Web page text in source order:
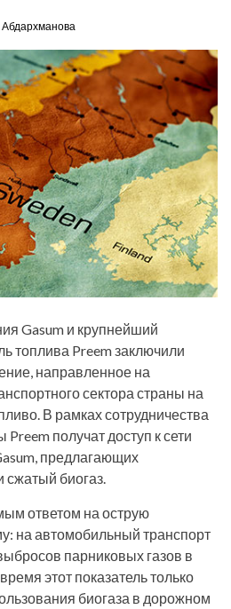
Gasum и крупнейший
топлива Preem заключили
направленное на
сектора страны на
В рамках сотрудничества
получат доступ к сети
предлагающих
биогаз.
ответом на острую
на автомобильный транспорт
парниковых газов в
этот показатель только
биогаза в дорожном